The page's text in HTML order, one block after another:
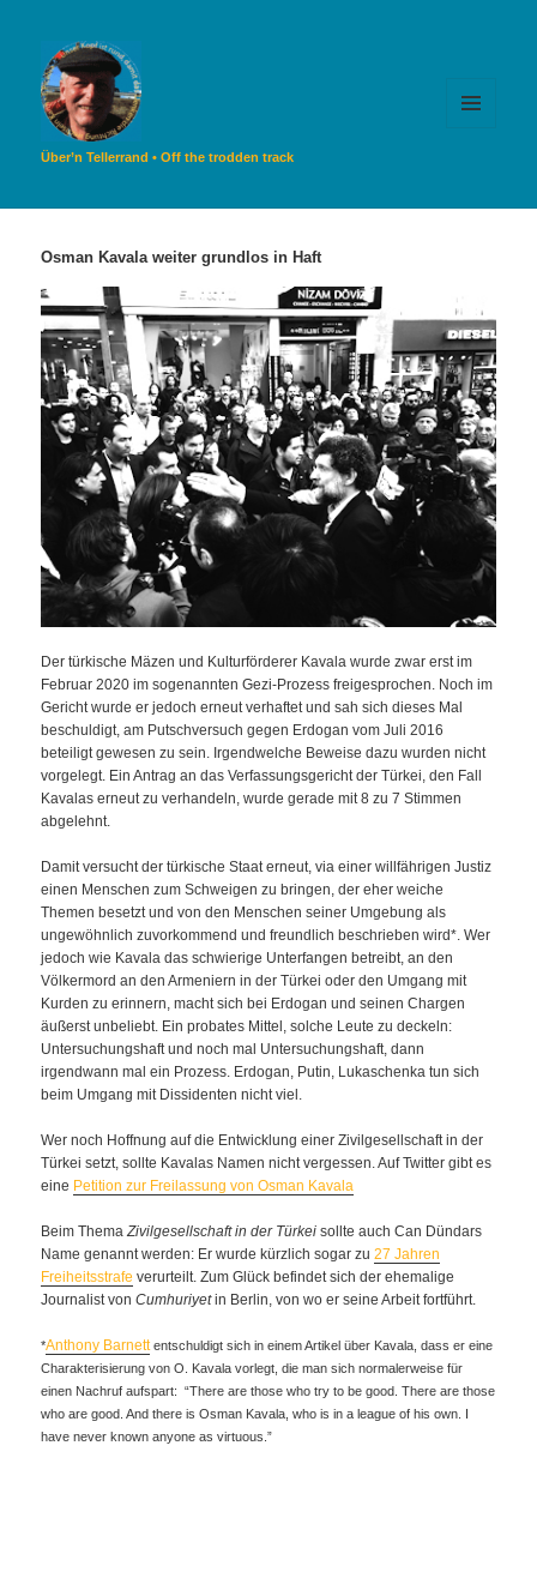
Über’n Tellerrand • Off the trodden track
Osman Kavala weiter grundlos in Haft
Der türkische Mäzen und Kulturförderer Kavala wurde zwar erst im
Februar 2020 im sogenannten Gezi-Prozess freigesprochen. Noch im
Gericht wurde er jedoch erneut verhaftet und sah sich dieses Mal
beschuldigt, am Putschversuch gegen Erdogan vom Juli 2016
beteiligt gewesen zu sein. Irgendwelche Beweise dazu wurden nicht
vorgelegt. Ein Antrag an das Verfassungsgericht der Türkei, den Fall
Kavalas erneut zu verhandeln, wurde gerade mit 8 zu 7 Stimmen
abgelehnt.
Damit versucht der türkische Staat erneut, via einer willfährigen Justiz
einen Menschen zum Schweigen zu bringen, der eher weiche
Themen besetzt und von den Menschen seiner Umgebung als
ungewöhnlich zuvorkommend und freundlich beschrieben wird*. Wer
jedoch wie Kavala das schwierige Unterfangen betreibt, an den
Völkermord an den Armeniern in der Türkei oder den Umgang mit
Kurden zu erinnern, macht sich bei Erdogan und seinen Chargen
äußerst unbeliebt. Ein probates Mittel, solche Leute zu deckeln:
Untersuchungshaft und noch mal Untersuchungshaft, dann
irgendwann mal ein Prozess. Erdogan, Putin, Lukaschenka tun sich
beim Umgang mit Dissidenten nicht viel.
Wer noch Hoffnung auf die Entwicklung einer Zivilgesellschaft in der
Türkei setzt, sollte Kavalas Namen nicht vergessen. Auf Twitter gibt es
eine Petition zur Freilassung von Osman Kavala
Beim ThemaZivilgesellschaft in der Türkei sollte auch Can Dündars
Name genannt werden: Er wurde kürzlich sogar zu27 Jahren
Freiheitsstrafe verurteilt. Zum Glück befindet sich der ehemalige
Journalist vonCumhuriyetin Berlin, von wo er seine Arbeit fortführt.
*Anthony Barnettentschuldigt sich in einem Artikel über Kavala, dass er eine
Charakterisierung von O. Kavala vorlegt, die man sich normalerweise für
einen Nachruf aufspart: “There are those who try to be good. There are those
who are good. And there is Osman Kavala, who is in a league of his own. I
have never known anyone as virtuous.”